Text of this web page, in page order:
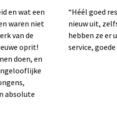
en wat een
waren niet
van de
oprit!
doen, en
absolute
“Héél goed
nieuw uit,
hebben ze er
service,